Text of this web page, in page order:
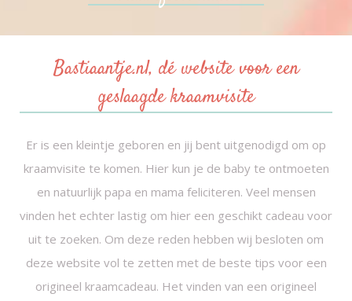
Bastiaantje.nl, dé website voor een
geslaagde kraamvisite
Er is een kleintje geboren en jij bent uitgenodigd om op
kraamvisite te komen. Hier kun je de baby te ontmoeten
en natuurlijk papa en mama feliciteren. Veel mensen
vinden het echter lastig om hier een geschikt cadeau voor
uit te zoeken. Om deze reden hebben wij besloten om
deze website vol te zetten met de beste tips voor een
origineel kraamcadeau. Het vinden van een origineel